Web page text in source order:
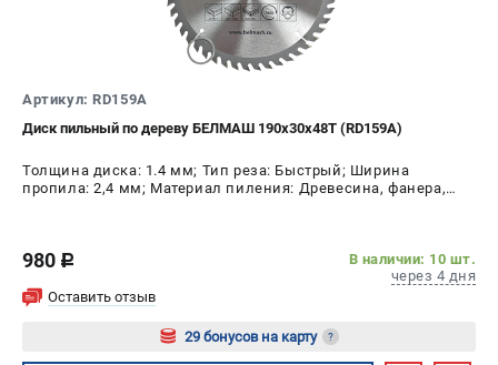
Артикул: RD159A
Диск пильный по дереву БЕЛМАШ 190x30x48T (RD159A)
Толщина диска: 1.4 мм; Тип реза: Быстрый; Ширина
пропила: 2,4 мм; Материал пиления: Древесина, фанера,
980 c
В наличии: 10 шт.
через 4 дня
Оставить отзыв
29 бонусов на карту ?